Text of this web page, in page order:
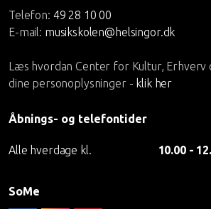
Telefon: 49 28 10 00
E-mail: musikskolen@helsingor.dk
Læs hvordan Center for Kultur, Erhverv
dine personoplysninger - klik her
Åbnings- og telefontider
Alle hverdage kl. 10.00 -
SoMe